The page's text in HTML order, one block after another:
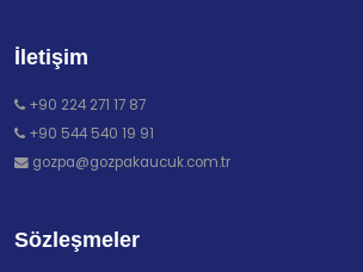
İletişim
+90 224 271 17 87
+90 544 540 19 91
gozpa@gozpakaucuk.com.tr
Sözleşmeler